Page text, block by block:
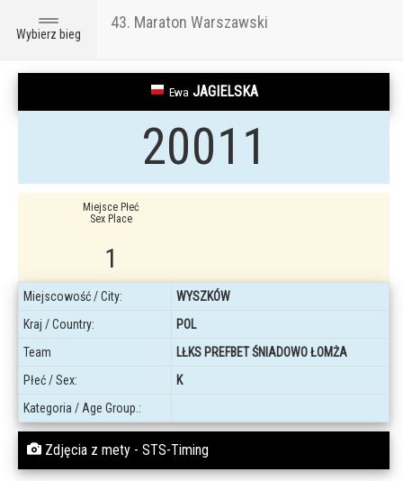
Toggle
navigation
Wybierz bieg
43. Maraton Warszawski
Ewa JAGIELSKA
20011
Miejsce Płeć
Sex Place
1
Miejscowość / City:
WYSZKÓW
Kraj / Country:
POL
Team
LŁKS PREFBET ŚNIADOWO ŁOMŻA
Płeć / Sex:
K
Kategoria / Age Group.:
Zdjęcia z mety - STS-Timing